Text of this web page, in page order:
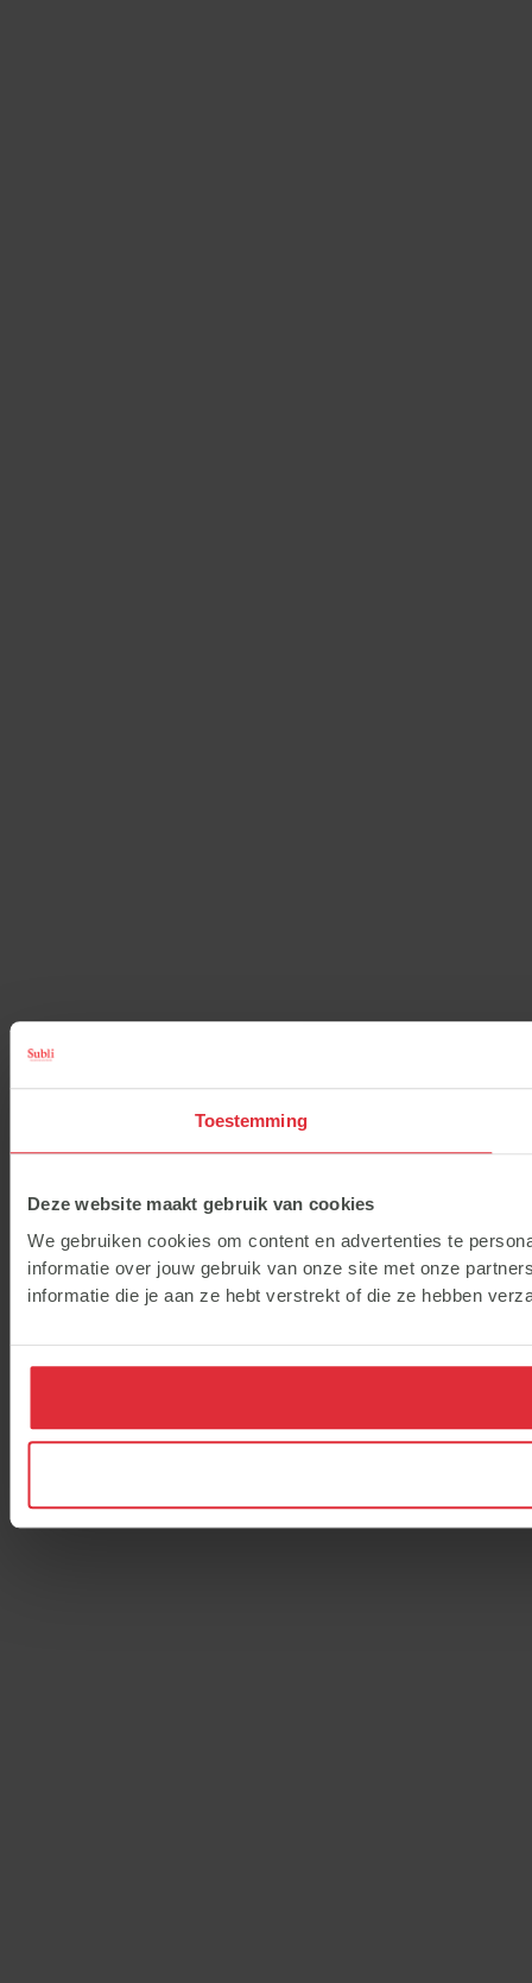
Toestemming
Deze website maakt gebruik van cookies
We gebruiken cookies om content en advertenties te
informatie over jouw gebruik van onze site met onze
informatie die je aan ze hebt verstrekt of die ze hebben